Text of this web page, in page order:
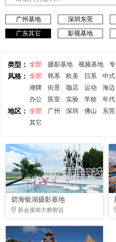
广州基地 深圳东莞
广东其它
影视基地
类型： 全部 摄影基地 视频基地
风格： 全部 韩系 欧美 日系 中式
潮牌
街景 咖店 运动 海边
办公
医室 实验 学校 年代
地区： 全部 广州 深圳 佛山 东莞
其它
碧海银湖摄影基地
新会崖南大桥附近